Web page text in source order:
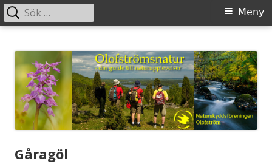
innehåll
Primär
Meny
Sök
efter:
Gåragöl